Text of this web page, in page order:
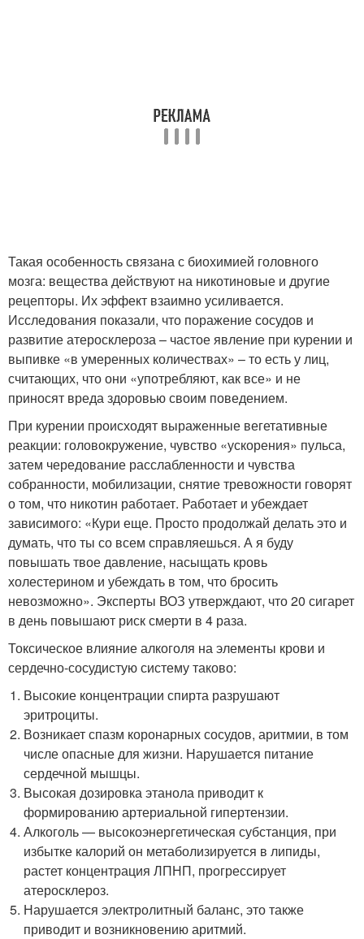
Такая особенность связана с биохимией головного
мозга: вещества действуют на никотиновые и другие
рецепторы. Их эффект взаимно усиливается.
Исследования показали, что поражение сосудов и
развитие атеросклероза – частое явление при курении и
выпивке «в умеренных количествах» – то есть у лиц,
считающих, что они «употребляют, как все» и не
приносят вреда здоровью своим поведением.
При курении происходят выраженные вегетативные
реакции: головокружение, чувство «ускорения» пульса,
затем чередование расслабленности и чувства
собранности, мобилизации, снятие тревожности говорят
о том, что никотин работает. Работает и убеждает
зависимого: «Кури еще. Просто продолжай делать это и
думать, что ты со всем справляешься. А я буду
повышать твое давление, насыщать кровь
холестерином и убеждать в том, что бросить
невозможно». Эксперты ВОЗ утверждают, что 20 сигарет
в день повышают риск смерти в 4 раза.
Токсическое влияние алкоголя на элементы крови и
сердечно-сосудистую систему таково:
Высокие концентрации спирта разрушают
эритроциты.
Возникает спазм коронарных сосудов, аритмии, в том
числе опасные для жизни. Нарушается питание
сердечной мышцы.
Высокая дозировка этанола приводит к
формированию артериальной гипертензии.
Алкоголь — высокоэнергетическая субстанция, при
избытке калорий он метаболизируется в липиды,
растет концентрация ЛПНП, прогрессирует
атеросклероз.
Нарушается электролитный баланс, это также
приводит и возникновению аритмий.